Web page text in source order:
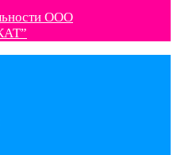
ООО